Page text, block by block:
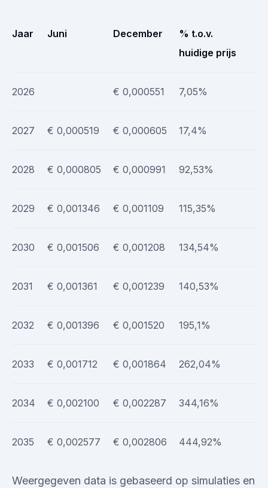
Jaar Juni December
% t.o.v.
huidige prijs
2026 € 0,000551 7,05%
2027 € 0,000519 € 0,000605 17,4%
2028 € 0,000805 € 0,000991 92,53%
2029 € 0,001346 € 0,001109 115,35%
2030 € 0,001506 € 0,001208 134,54%
2031 € 0,001361 € 0,001239 140,53%
2032 € 0,001396 € 0,001520 195,1%
2033 € 0,001712 € 0,001864 262,04%
2034 € 0,002100 € 0,002287 344,16%
2035 € 0,002577 € 0,002806 444,92%
Weergegeven data is gebaseerd op simulaties en